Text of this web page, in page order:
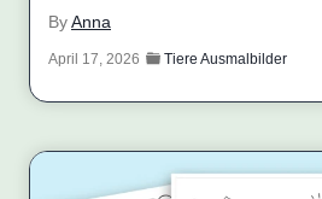
ByAnna
April 17, 2026 Tiere Ausmalbilder